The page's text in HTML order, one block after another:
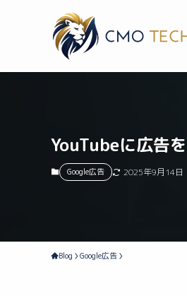
YouTubeに広告
Google広告 2025年9月14日
Blog Google広告